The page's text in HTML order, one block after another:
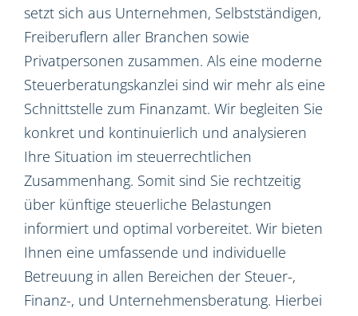
setzt sich aus Unternehmen, Selbstständigen,
Freiberuflern aller Branchen sowie
Privatpersonen zusammen. Als eine moderne
Steuerberatungskanzlei sind wir mehr als eine
Schnittstelle zum Finanzamt. Wir begleiten Sie
konkret und kontinuierlich und analysieren
Ihre Situation im steuerrechtlichen
Zusammenhang. Somit sind Sie rechtzeitig
über künftige steuerliche Belastungen
informiert und optimal vorbereitet. Wir bieten
Ihnen eine umfassende und individuelle
Betreuung in allen Bereichen der Steuer-,
Finanz-, und Unternehmensberatung. Hierbei